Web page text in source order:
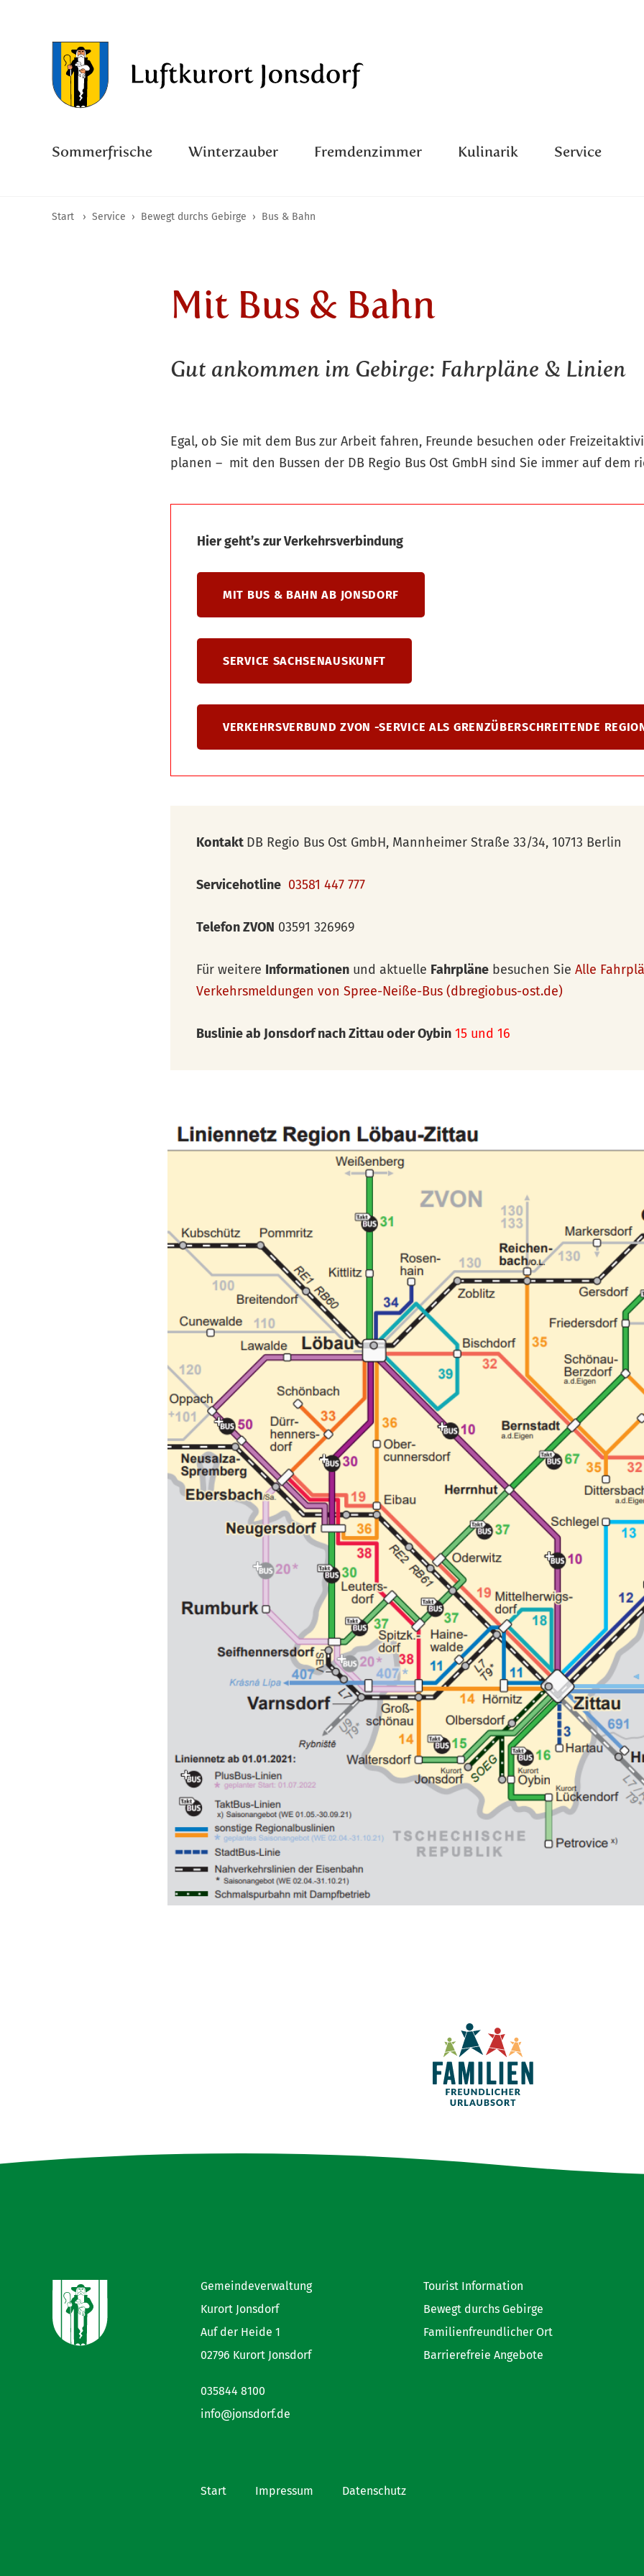
Sommerfrische Winterzauber Fremdenzimmer Kulinarik Service
Start › Service › Bewegt durchs Gebirge › Bus & Bahn
Mit Bus & Bahn
Gut ankommen im Gebirge: Fahrpläne & Linien
Egal, ob Sie mit dem Bus zur Arbeit fahren, Freunde besuchen oder
planen – mit den Bussen der DB Regio Bus Ost GmbH sind Sie immer auf dem
Hier geht’s zur Verkehrsverbindung
MIT BUS & BAHN AB JONSDORF
SERVICE SACHSENAUSKUNFT
VERKEHRSVERBUND ZVON -SERVICE ALS GRENZÜBERSCHREITENDE
Kontakt DB Regio Bus Ost GmbH, Mannheimer Straße 33/34, 10713 Berlin
Servicehotline 03581 447 777
Telefon ZVON 03591 326969
Für weitere Informationen und aktuelle Fahrpläne besuchen Sie Alle
Verkehrsmeldungen von Spree-Neiße-Bus (dbregiobus-ost.de)
Buslinie ab Jonsdorf nach Zittau oder Oybin 15 und 16
Gemeindeverwaltung
Kurort Jonsdorf
Auf der Heide 1
02796 Kurort Jonsdorf
035844 8100
info@jonsdorf.de
Tourist Information
Bewegt durchs Gebirge
Familienfreundlicher Ort
Barrierefreie Angebote
Start Impressum Datenschutz